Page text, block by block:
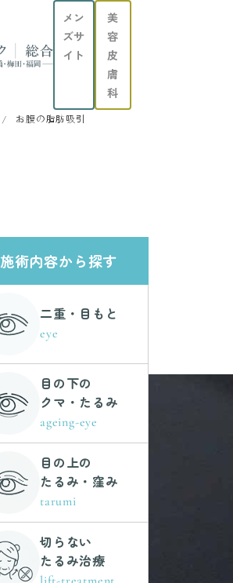
メン
ズサ
イト
美
容
皮
膚
科
お腹の脂肪吸引
施術内容から探す
二重・目もと
eye
目の下の
クマ・たるみ
ageing-eye
目の上の
たるみ・窪み
tarumi
切らない
たるみ治療